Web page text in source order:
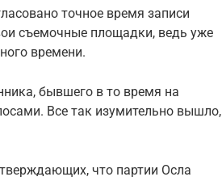
точное время записи
съемочные площадки, ведь уже
времени.
бывшего в то время на
Все так изумительно вышло,
что партии Осла